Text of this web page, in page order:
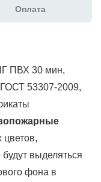
Оплата
ПВХ 30 мин,
ГОСТ 53307-2009,
выделяться
фона в